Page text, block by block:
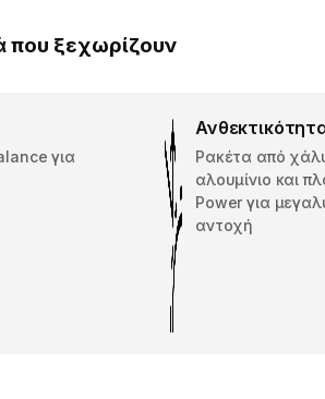
που ξεχωρίζουν
για
Ρακέτα από
αλουμίνιο και
Power για
αντοχή